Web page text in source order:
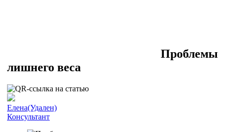
Проблемы
лишнего веса
Елена(Удален)
Консультант